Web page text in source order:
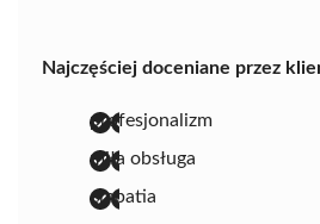
Najczęściej doceniane przez
profesjonalizm
miła obsługa
empatia